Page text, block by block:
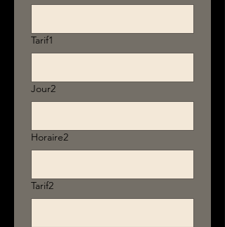
Tarif1
Jour2
Horaire2
Tarif2